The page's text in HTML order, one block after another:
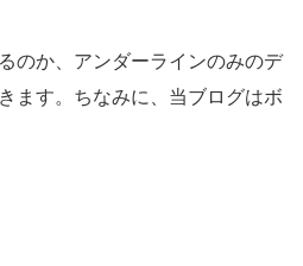
のか、アンダーラインのみのデ
ます。ちなみに、当ブログはボ